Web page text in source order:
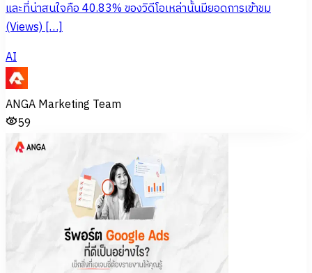
และที่น่าสนใจคือ 40.83% ของวิดีโอเหล่านั้นมียอดการเข้าชม
(Views) […]
AI
ANGA Marketing Team
59